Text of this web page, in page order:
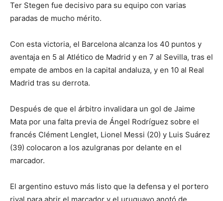
Ter Stegen fue decisivo para su equipo con varias
paradas de mucho mérito.
Con esta victoria, el Barcelona alcanza los 40 puntos y
aventaja en 5 al Atlético de Madrid y en 7 al Sevilla, tras el
empate de ambos en la capital andaluza, y en 10 al Real
Madrid tras su derrota.
Después de que el árbitro invalidara un gol de Jaime
Mata por una falta previa de Ángel Rodríguez sobre el
francés Clément Lenglet, Lionel Messi (20) y Luis Suárez
(39) colocaron a los azulgranas por delante en el
marcador.
El argentino estuvo más listo que la defensa y el portero